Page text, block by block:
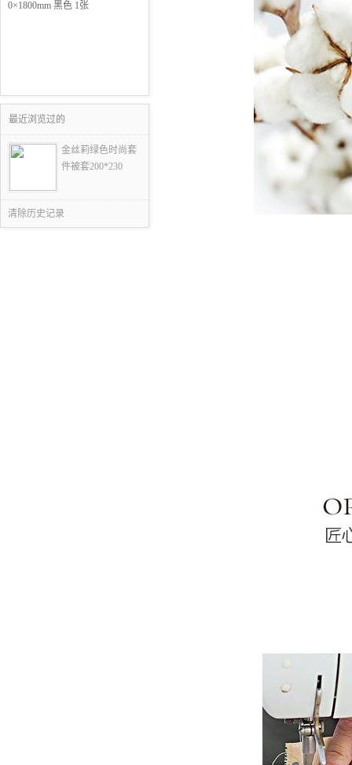
最近浏览过的
金丝莉绿色时尚套
件被套200*230
清除历史记录